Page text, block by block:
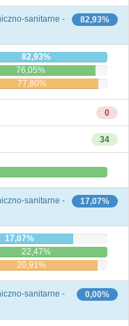
82,93%
sanitarne -
82,93%
76,05%
77,80%
0
34
17,07%
sanitarne -
17,07%
22,47%
20,91%
0,00%
sanitarne -